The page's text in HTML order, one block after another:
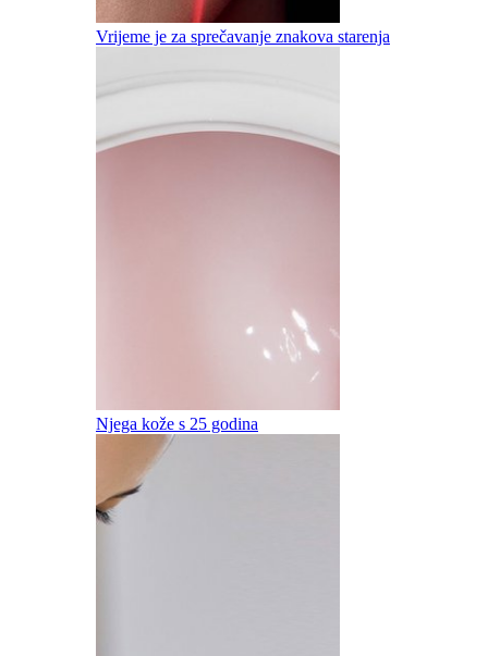
Vrijeme je za sprečavanje znakova starenja
Njega kože s 25 godina